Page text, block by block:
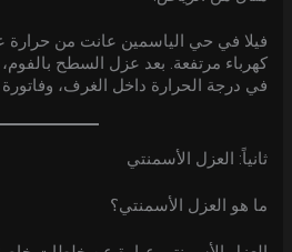
فيلا في حي الياسمين عانت من حرارة
كهرباء مرتفعة. بعد عزل السطح
في درجة الحرارة داخل الغرف، وفاتورة
ثانياً: العزل الأسمنتي
ما هو العزل الأسمنتي؟